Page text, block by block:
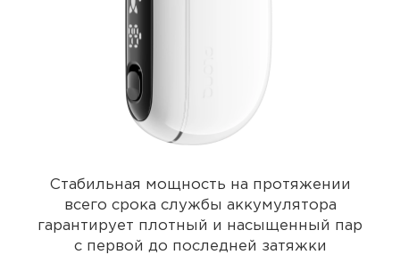
Стабильная мощность на протяжении
всего срока службы аккумулятора
гарантирует плотный и насыщенный пар
с первой до последней затяжки